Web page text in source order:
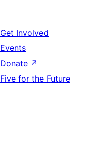
Get Involved
Events
Donate ↗
Five for the Future